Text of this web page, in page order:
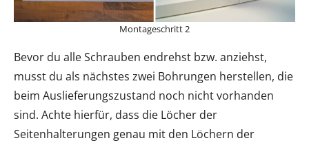
Montageschritt 2
Bevor du alle Schrauben endrehst bzw. anziehst,
musst du als nächstes zwei Bohrungen herstellen, die
beim Auslieferungszustand noch nicht vorhanden
sind. Achte hierfür, dass die Löcher der
Seitenhalterungen genau mit den Löchern der